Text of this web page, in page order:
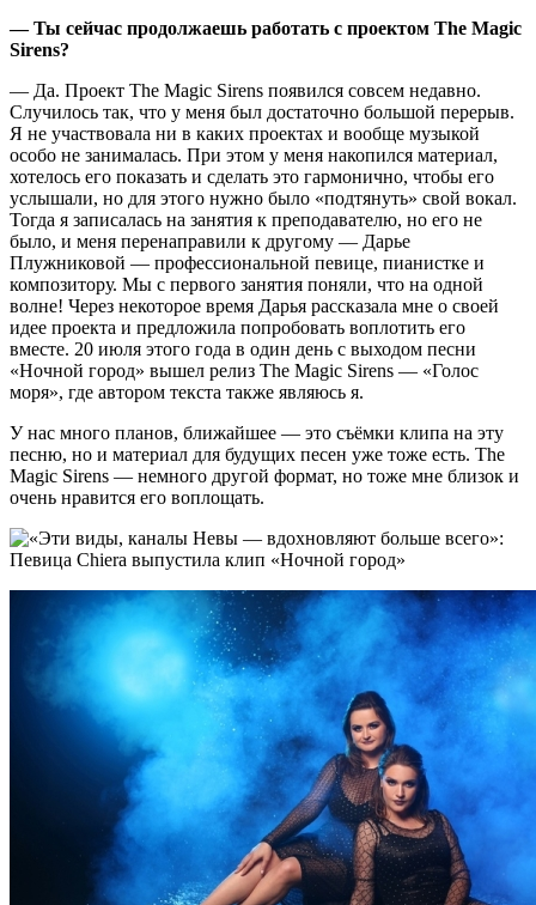
—Ты сейчас продолжаешь работать с проектом The Magic
Sirens?
— Да. Проект The Magic Sirens появился совсем недавно.
Случилось так, что у меня был достаточно большой перерыв.
Я не участвовала ни в каких проектах и вообще музыкой
особо не занималась. При этом у меня накопился материал,
хотелось его показать и сделать это гармонично, чтобы его
услышали, но для этого нужно было «подтянуть» свой вокал.
Тогда я записалась на занятия к преподавателю, но его не
было, и меня перенаправили к другому — Дарье
Плужниковой — профессиональной певице, пианистке и
композитору. Мы с первого занятия поняли, что на одной
волне! Через некоторое время Дарья рассказала мне о своей
идее проекта и предложила попробовать воплотить его
вместе. 20 июля этого года в один день с выходом песни
«Ночной город» вышел релиз The Magic Sirens — «Голос
моря», где автором текста также являюсь я.
У нас много планов, ближайшее — это съёмки клипа на эту
песню, но и материал для будущих песен уже тоже есть. The
Magic Sirens — немного другой формат, но тоже мне близок и
очень нравится его воплощать.